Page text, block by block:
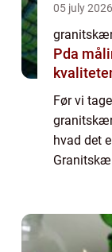
05 july 2026
Pda
Før vi
hvad det